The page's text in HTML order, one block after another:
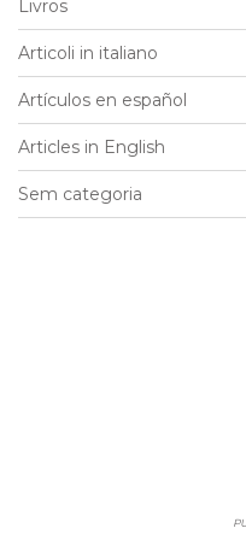
Livros
Articoli in italiano
Artículos en español
Articles in English
Sem categoria